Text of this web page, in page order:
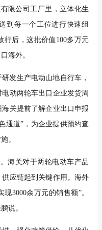
限公司工厂里，立体化生
到每一个工位进行快速组
行后，这批价值100多万元
海外。
发生产电动山地自行车，
动两轮车出口企业发货周
关提前了解企业出口申报
通道”，为企业提供预约查
。
海关对于两轮电动车产品
应链起到关键作用。海外
3000余万元的销售额”。
说。